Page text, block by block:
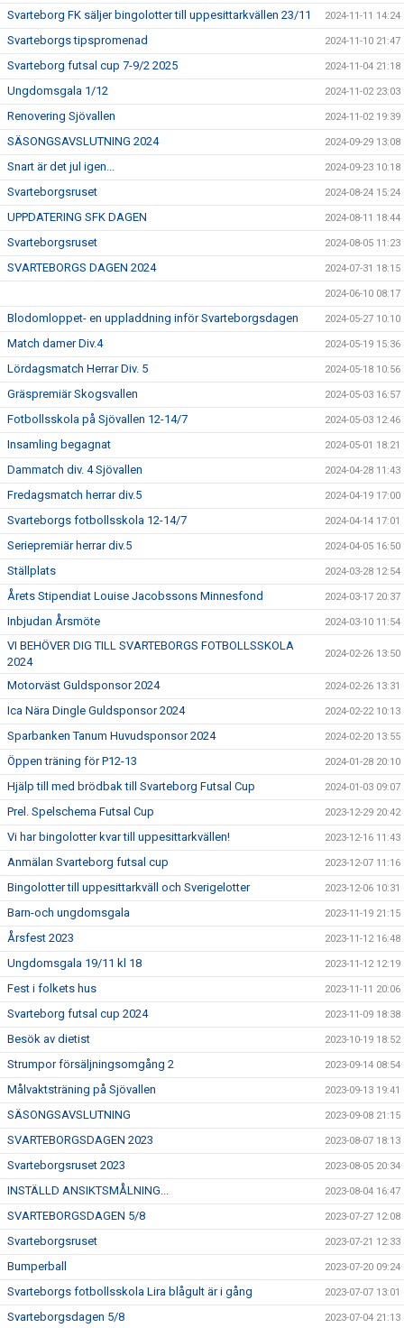
Svarteborg FK säljer bingolotter till uppesittarkvällen 23/11 2024-11-11 14:24
Svarteborgs tipspromenad 2024-11-10 21:47
Svarteborg futsal cup 7-9/2 2025 2024-11-04 21:18
Ungdomsgala 1/12 2024-11-02 23:03
Renovering Sjövallen 2024-11-02 19:39
SÄSONGSAVSLUTNING 2024 2024-09-29 13:08
Snart är det jul igen... 2024-09-23 10:18
Svarteborgsruset 2024-08-24 15:24
UPPDATERING SFK DAGEN 2024-08-11 18:44
Svarteborgsruset 2024-08-05 11:23
SVARTEBORGS DAGEN 2024 2024-07-31 18:15
2024-06-10 08:17
Blodomloppet- en uppladdning inför Svarteborgsdagen 2024-05-27 10:10
Match damer Div.4 2024-05-19 15:36
Lördagsmatch Herrar Div. 5 2024-05-18 10:56
Gräspremiär Skogsvallen 2024-05-03 16:57
Fotbollsskola på Sjövallen 12-14/7 2024-05-03 12:46
Insamling begagnat 2024-05-01 18:21
Dammatch div. 4 Sjövallen 2024-04-28 11:43
Fredagsmatch herrar div.5 2024-04-19 17:00
Svarteborgs fotbollsskola 12-14/7 2024-04-14 17:01
Seriepremiär herrar div.5 2024-04-05 16:50
Ställplats 2024-03-28 12:54
Årets Stipendiat Louise Jacobssons Minnesfond 2024-03-17 20:37
Inbjudan Årsmöte 2024-03-10 11:54
VI BEHÖVER DIG TILL SVARTEBORGS FOTBOLLSSKOLA
2024
2024-02-26 13:50
Motorväst Guldsponsor 2024 2024-02-26 13:31
Ica Nära Dingle Guldsponsor 2024 2024-02-22 10:13
Sparbanken Tanum Huvudsponsor 2024 2024-02-20 13:55
Öppen träning för P12-13 2024-01-28 20:10
Hjälp till med brödbak till Svarteborg Futsal Cup 2024-01-03 09:07
Prel. Spelschema Futsal Cup 2023-12-29 20:42
Vi har bingolotter kvar till uppesittarkvällen! 2023-12-16 11:43
Anmälan Svarteborg futsal cup 2023-12-07 11:16
Bingolotter till uppesittarkväll och Sverigelotter 2023-12-06 10:31
Barn-och ungdomsgala 2023-11-19 21:15
Årsfest 2023 2023-11-12 16:48
Ungdomsgala 19/11 kl 18 2023-11-12 12:19
Fest i folkets hus 2023-11-11 20:06
Svarteborg futsal cup 2024 2023-11-09 18:38
Besök av dietist 2023-10-19 18:52
Strumpor försäljningsomgång 2 2023-09-14 08:54
Målvaktsträning på Sjövallen 2023-09-13 19:41
SÄSONGSAVSLUTNING 2023-09-08 21:15
SVARTEBORGSDAGEN 2023 2023-08-07 18:13
Svarteborgsruset 2023 2023-08-05 20:34
INSTÄLLD ANSIKTSMÅLNING... 2023-08-04 16:47
SVARTEBORGSDAGEN 5/8 2023-07-27 12:08
Svarteborgsruset 2023-07-21 12:33
Bumperball 2023-07-20 09:24
Svarteborgs fotbollsskola Lira blågult är i gång 2023-07-07 13:01
Svarteborgsdagen 5/8 2023-07-04 21:13